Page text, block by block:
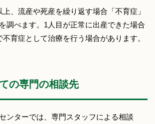
、流産や死産を繰り返す場合「不育症」
調べます。1人目が正常に出産できた場合
育症として治療を行う場合があります。
の専門の相談先
ンターでは、専門スタッフによる相談